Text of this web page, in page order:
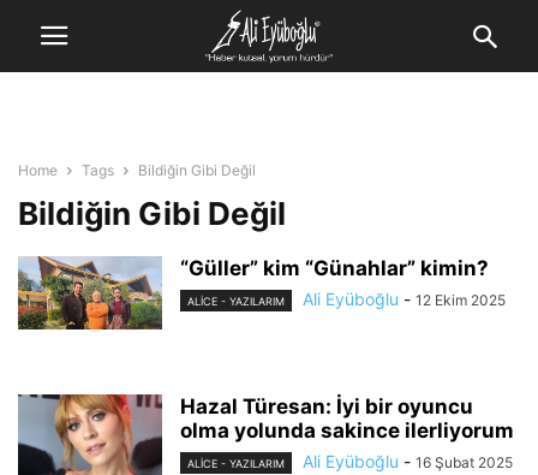
Home Tags Bildiğin Gibi Değil
Bildiğin Gibi Değil
“Güller” kim “Günahlar” kimin?
ALİCE - YAZILARIM Ali Eyüboğlu - 12 Ekim 2025
Hazal Türesan: İyi bir oyuncu
olma yolunda sakince ilerliyorum
ALİCE - YAZILARIM Ali Eyüboğlu - 16 Şubat 2025